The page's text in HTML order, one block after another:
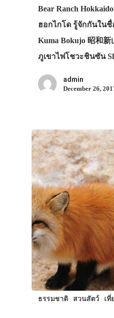
Bear Ranch
ฮอกไกโด รู้จักกันในชื่
Kuma Bokujo 昭和
ภูเขาไฟโชวะชินซัน
admin
December 26,
ธรรมชาติ สวนสัตว์ เที่